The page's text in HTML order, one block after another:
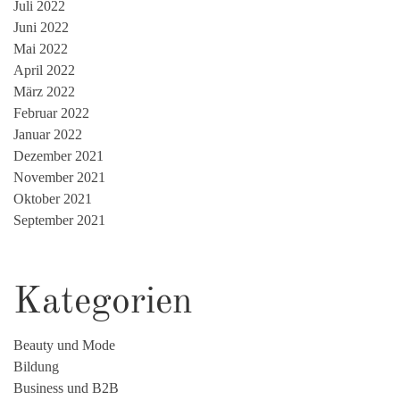
Juli 2022
Juni 2022
Mai 2022
April 2022
März 2022
Februar 2022
Januar 2022
Dezember 2021
November 2021
Oktober 2021
September 2021
Kategorien
Beauty und Mode
Bildung
Business und B2B